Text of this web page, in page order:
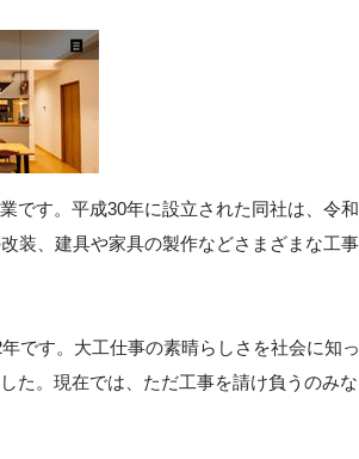
です。平成30年に設立された同社は、令
装、建具や家具の製作などさまざまな工
です。大工仕事の素晴らしさを社会に知
た。現在では、ただ工事を請け負うのみ